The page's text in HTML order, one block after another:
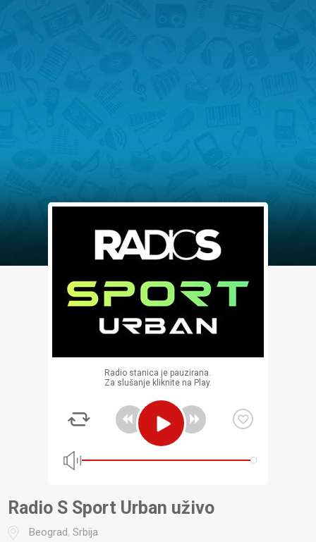
Radio stanica je pauzirana.
Za slušanje kliknite na Play.
Radio S Sport Urban uživo
Beograd,Srbija